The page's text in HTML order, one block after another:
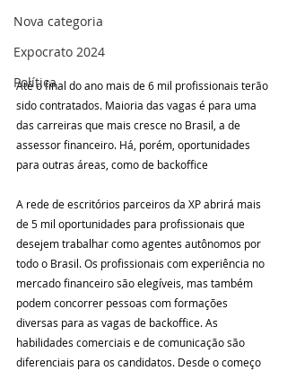
Nova categoria
Expocrato 2024
Política
Até o final do ano mais de 6 mil profissionais terão
sido contratados. Maioria das vagas é para uma
das carreiras que mais cresce no Brasil, a de
assessor financeiro. Há, porém, oportunidades
para outras áreas, como de backoffice
A rede de escritórios parceiros da XP abrirá mais
de 5 mil oportunidades para profissionais que
desejem trabalhar como agentes autônomos por
todo o Brasil. Os profissionais com experiência no
mercado financeiro são elegíveis, mas também
podem concorrer pessoas com formações
diversas para as vagas de backoffice. As
habilidades comerciais e de comunicação são
diferenciais para os candidatos. Desde o começo